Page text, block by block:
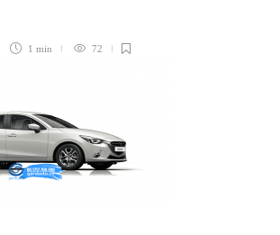
1 min 72